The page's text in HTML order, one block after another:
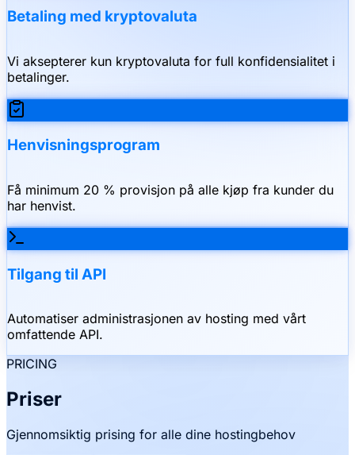
Betaling med kryptovaluta
Vi aksepterer kun kryptovaluta for full konfidensialitet i
betalinger.
Henvisningsprogram
Få minimum 20 % provisjon på alle kjøp fra kunder du
har henvist.
Tilgang til API
Automatiser administrasjonen av hosting med vårt
omfattende API.
PRICING
Priser
Gjennomsiktig prising for alle dine hostingbehov